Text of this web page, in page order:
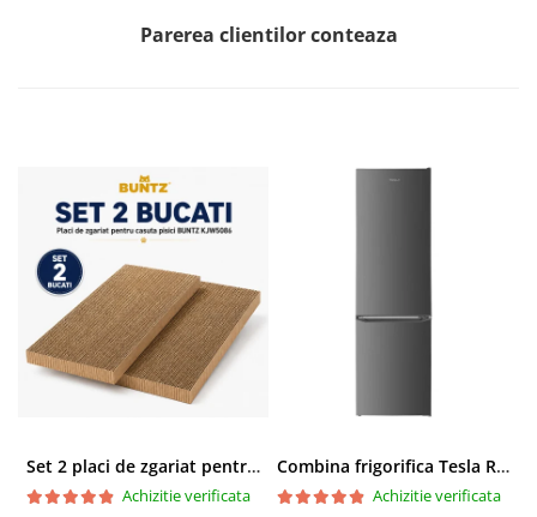
Parerea clientilor conteaza
Set 2 placi de zgariat pentru casuta pisici BUNTZ KJW5086, compatibile cu casuta 59 x 28.5 x 35 cm
Achizitie verificata
Combina frigorifica Tesla RC2600HXE, 262 l, Clasa E, Iluminare LED, dezghetare automata frigider, H 180 cm, Inox
Achizitie verificata